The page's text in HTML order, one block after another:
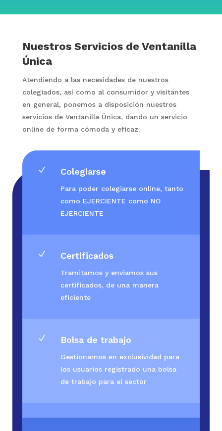
Nuestros Servicios de Ventanilla
Única
Atendiendo a las necesidades de nuestros
colegiados, así como al consumidor y visitantes
en general, ponemos a disposición nuestros
servicios de Ventanilla Única, dando un servicio
online de forma cómoda y eficaz.
N Colegiarse
Para poder colegiarse online, tanto
como EJERCIENTE como NO
EJERCIENTE
N Certificados
Tramitamos y enviamos sus
certificados, de una manera
eficiente
N Bolsa de trabajo
Gestionamos en exclusividad para
los usuarios registrado una bolsa
de trabajo para el sector